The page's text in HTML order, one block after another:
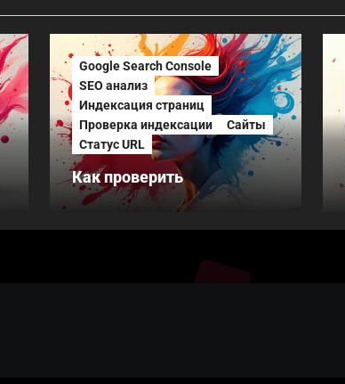
Google Search Console
SEO анализ
Индексация страниц
Проверка индексации
Сайты
Статус URL
Как проверить
индексацию страниц:
инструменты и методы